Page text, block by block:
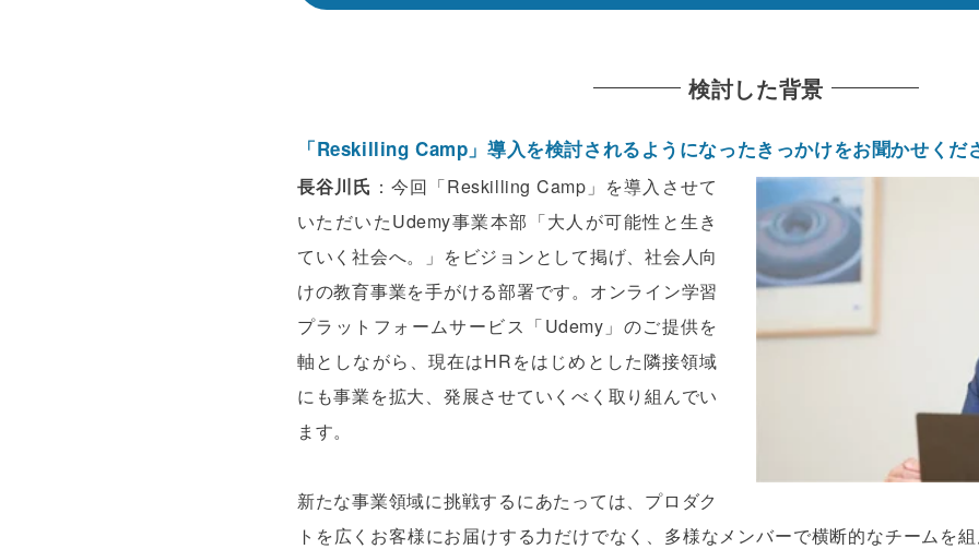
検討した背景
「Reskilling Camp」導入を検討されるようになったきっかけをお聞かせくだ
長谷川氏 ：今回「Reskilling Camp」を導入させて
いただいたUdemy事業本部「大人が可能性と生き
ていく社会へ。」をビジョンとして掲げ、社会人向
けの教育事業を手がける部署です。オンライン学習
プラットフォームサービス「Udemy」のご提供を
軸としながら、現在はHRをはじめとした隣接領域
にも事業を拡大、発展させていくべく取り組んでい
ます。
新たな事業領域に挑戦するにあたっては、プロダク
トを広くお客様にお届けする力だけでなく、多様なメンバーで横断的なチームを